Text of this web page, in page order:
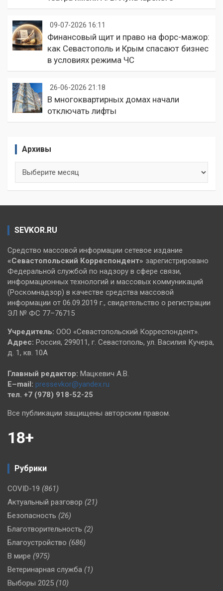
09-07-2026 16:11
Финансовый щит и право на форс-мажор:
как Севастополь и Крым спасают бизнес
в условиях режима ЧС
26-06-2026 21:18
В многоквартирных домах начали
отключать лифты
Архивы
SEVKOR.RU
Средство массовой информации сетевое издание
«Севастопольский Корреспондент» зарегистрировано
Федеральной службой по надзору в сфере связи,
информационных технологий и массовых коммуникаций
(Роскомнадзор) в качестве средства массовой
информации от 06.09.2019 г., свидетельство о регистрации
ЭЛ № ФС 77–76715
Учредитель: ООО «Севастопольский Корреспондент».
Адрес: Россия, 299011, г. Севастополь, ул. Василия Кучера,
д. 1, кв. 10А
Главный редактор: Мацкевич А.В.
E–mail: pressevkor@yandex.ru
тел. +7 (978) 918-52-25
Все публикации защищены авторским правом.
18+
Рубрики
COVID-19 (861)
Актуальный разговор (21)
Безопасность (26)
Благотворительность (2)
Благоустройство (686)
В мире (975)
Ветеринарная служба (1)
Выборы 2025 (10)